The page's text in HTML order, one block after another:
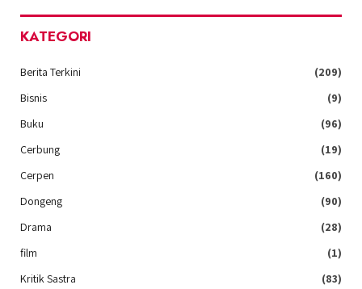
KATEGORI
Berita Terkini
(209)
Bisnis
(9)
Buku
(96)
Cerbung
(19)
Cerpen
(160)
Dongeng
(90)
Drama
(28)
film
(1)
Kritik Sastra
(83)